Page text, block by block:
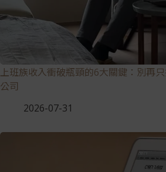
上班族收入衝破瓶頸的6大關鍵：別再
公司
2026-07-31